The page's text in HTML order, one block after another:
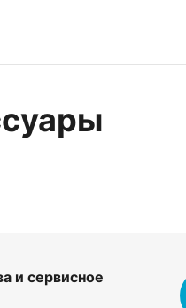
и сервисное